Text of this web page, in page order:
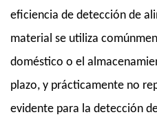
eficiencia de detección de
material se utiliza
doméstico o el
plazo, y prácticamente no
evidente para la detección